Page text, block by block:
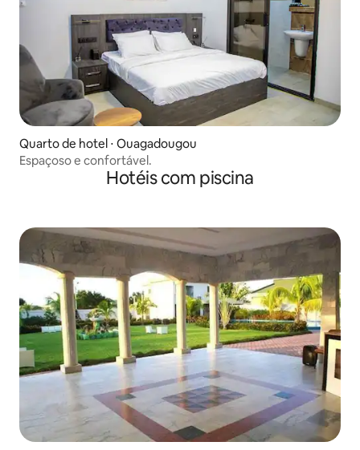
Quarto de hotel ⋅ Ouagadougou
Espaçoso e confortável.
Hotéis com piscina